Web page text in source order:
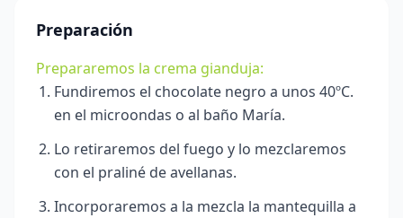
Preparación
Prepararemos la crema gianduja:
Fundiremos el chocolate negro a unos 40ºC.
en el microondas o al baño María.
Lo retiraremos del fuego y lo mezclaremos
con el praliné de avellanas.
Incorporaremos a la mezcla la mantequilla a